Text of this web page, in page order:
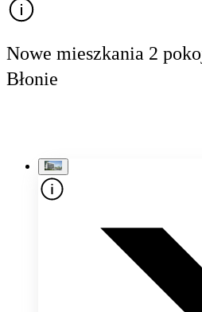
Nowe mieszkania 2
Błonie